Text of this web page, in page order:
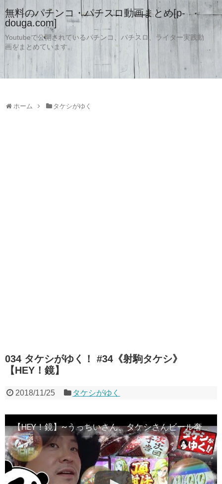
無料のパチンコ・パチスロ動画まとめ[p-
douga.com]
Youtubeで公開されているパチンコ、パチスロ、ライター実践動
画をまとめています。
ホーム タケシがゆく
034 タケシがゆく！ #34《射駒タケシ》
【HEY！鏡】
2018/11/25 タケシがゆく
【HEY！鏡】~うっちいさん、タケシさんビール奢ってくれるそうです~タケシがゆく！ #34《射駒タケシ》[必勝本WEB-TV][パチスロ][スロット]